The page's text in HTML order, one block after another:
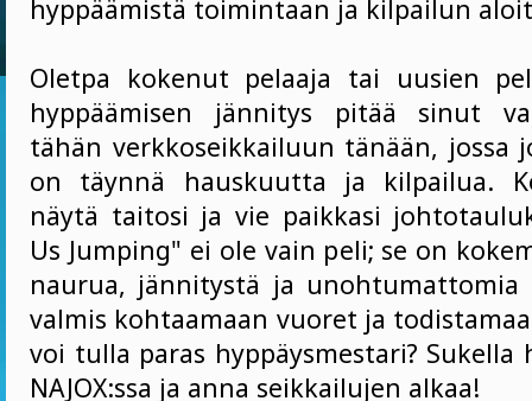
hyppäämistä toimintaan ja kilpailun
Oletpa kokenut pelaaja tai uusien
hyppäämisen jännitys pitää sinut
tähän verkkoseikkailuun tänään, jossa
on täynnä hauskuutta ja kilpailua.
näytä taitosi ja vie paikkasi
Us Jumping" ei ole vain peli; se on
naurua, jännitystä ja unohtumattomia
valmis kohtaamaan vuoret ja
voi tulla paras hyppäysmestari? Sukella
NAJOX:ssa ja anna seikkailujen alkaa!